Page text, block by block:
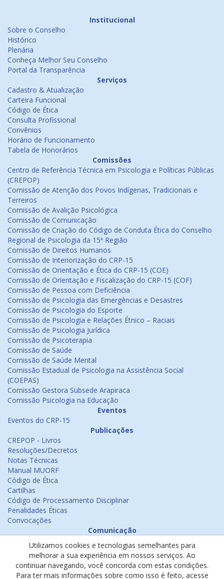
Institucional
Sobre o Conselho
Histórico
Plenária
Conheça Melhor Seu Conselho
Portal da Transparência
Serviços
Cadastro & Atualização
Carteira Funcional
Código de Ética
Consulta Profissional
Convênios
Horário de Funcionamento
Tabela de Honorários
Comissões
Centro de Referência Técnica em Psicologia e Políticas Públicas
(CREPOP)
Comissão de Atenção dos Povos Indígenas, Tradicionais e
Terreiros
Comissão de Avalição Psicológica
Comissão de Comunicação
Comissão de Criação do Código de Conduta Ética do Conselho
Regional de Psicologia da 15ª Região
Comissão de Direitos Humanos
Comissão de Interiorização do CRP-15
Comissão de Orientação e Ética do CRP-15 (COE)
Comissão de Orientação e Fiscalização do CRP-15 (COF)
Comissão de Pessoa com Deficiência
Comissão de Psicologia das Emergências e Desastres
Comissão de Psicologia do Esporte
Comissão de Psicologia e Relações Étnico – Raciais
Comissão de Psicologia Jurídica
Comissão de Psicoterapia
Comissão de Saúde
Comissão de Saúde Mental
Comissão Estadual de Psicologia na Assistência Social
(COEPAS)
Comissão Gestora Subsede Arapiraca
Comissão Psicologia na Educação
Eventos
Eventos do CRP-15
Publicações
CREPOP - Livros
Resoluções/Decretos
Notas Técnicas
Manual MUORF
Código de Ética
Cartilhas
Código de Processamento Disciplinar
Penalidades Éticas
Convocações
Comunicação
Emissão de Certificados
Psicologia na Mídia
Ouvidoria
Utilizamos cookies e tecnologias semelhantes para
melhorar a sua experiência em nossos serviços. Ao
continuar navegando, você concorda com estas condições.
Para ter mais informações sobre como isso é feito, acesse